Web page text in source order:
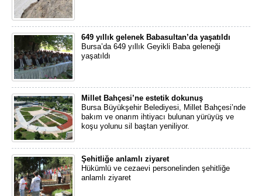
649 yıllık gelenek Babasultan’da yaşatıldı
Bursa’da 649 yıllık Geyikli Baba geleneği
yaşatıldı
Millet Bahçesi’ne estetik dokunuş
Bursa Büyükşehir Belediyesi, Millet Bahçesi’nde
bakım ve onarım ihtiyacı bulunan yürüyüş ve
koşu yolunu sil baştan yeniliyor.
Şehitliğe anlamlı ziyaret
Hükümlü ve cezaevi personelinden şehitliğe
anlamlı ziyaret